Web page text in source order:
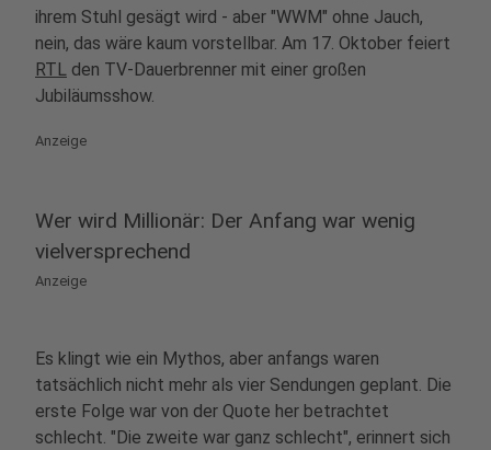
ihrem Stuhl gesägt wird - aber "WWM" ohne Jauch,
nein, das wäre kaum vorstellbar. Am 17. Oktober feiert
RTL den TV-Dauerbrenner mit einer großen
Jubiläumsshow.
Anzeige
Wer wird Millionär: Der Anfang war wenig
vielversprechend
Anzeige
Es klingt wie ein Mythos, aber anfangs waren
tatsächlich nicht mehr als vier Sendungen geplant. Die
erste Folge war von der Quote her betrachtet
schlecht. "Die zweite war ganz schlecht", erinnert sich